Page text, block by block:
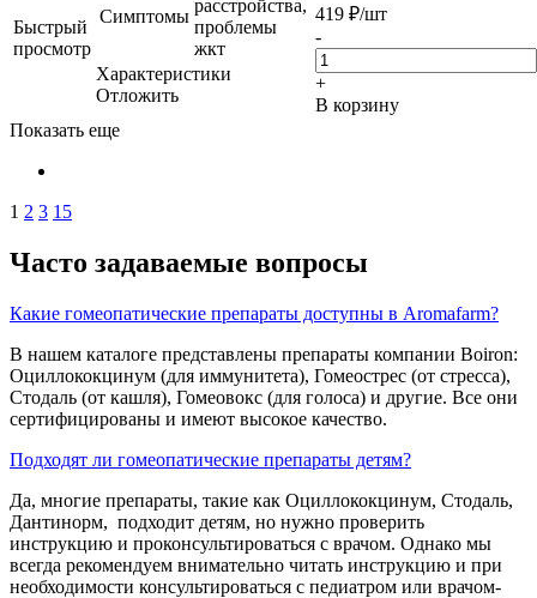
Быстрый
просмотр
Симптомы
расстройства,
проблемы
жкт
Характеристики
Отложить
419 ₽/шт
-
+
В корзину
Показать еще
1 2 3 15
Часто задаваемые вопросы
Какие гомеопатические препараты доступны в Aromafarm?
В нашем каталоге представлены препараты компании Boiron:
Оциллококцинум (для иммунитета), Гомеострес (от стресса),
Стодаль (от кашля), Гомеовокс (для голоса) и другие. Все они
сертифицированы и имеют высокое качество.
Подходят ли гомеопатические препараты детям?
Да, многие препараты, такие как Оциллококцинум, Стодаль,
Дантинорм, подходит детям, но нужно проверить
инструкцию и проконсультироваться с врачом. Однако мы
всегда рекомендуем внимательно читать инструкцию и при
необходимости консультироваться с педиатром или врачом-